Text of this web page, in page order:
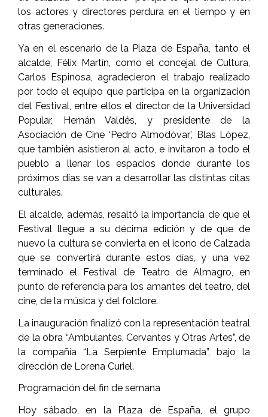
los actores y directores perdura en el tiempo y en
otras generaciones.
Ya en el escenario de la Plaza de España, tanto el
alcalde, Félix Martín, como el concejal de Cultura,
Carlos Espinosa, agradecieron el trabajo realizado
por todo el equipo que participa en la organización
del Festival, entre ellos el director de la Universidad
Popular, Hernán Valdés, y presidente de la
Asociación de Cine ‘Pedro Almodóvar’, Blas López,
que también asistieron al acto, e invitaron a todo el
pueblo a llenar los espacios donde durante los
próximos días se van a desarrollar las distintas citas
culturales.
El alcalde, además, resaltó la importancia de que el
Festival llegue a su décima edición y de que de
nuevo la cultura se convierta en el icono de Calzada
que se convertirá durante estos días, y una vez
terminado el Festival de Teatro de Almagro, en
punto de referencia para los amantes del teatro, del
cine, de la música y del folclore.
La inauguración finalizó con la representación teatral
de la obra “Ambulantes, Cervantes y Otras Artes”, de
la compañía “La Serpiente Emplumada”, bajo la
dirección de Lorena Curiel.
Programación del fin de semana
Hoy sábado, en la Plaza de España, el grupo